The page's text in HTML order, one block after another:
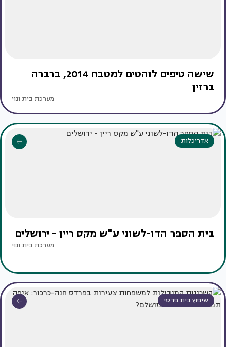
שישה טיפים לוהטים למטבח 2014, ברברה
ברזין
מערכת בית ונוי
אדריכלות
בית הספר הדו-לשוני ע"ש מקס ריין - ירושלים
מערכת בית ונוי
שיפוץ בית פרטי